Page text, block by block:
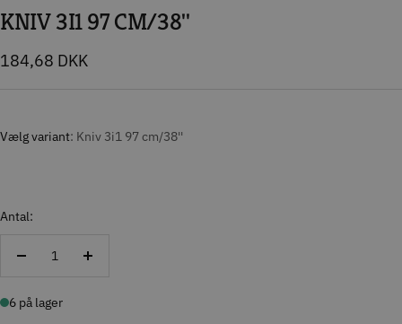
KNIV 3I1 97 CM/38''
Tilbudspris
184,68 DKK
Vælg variant Kniv 3i1 97 cm/38''
Antal:
Reducer
Forøg
6 på lager